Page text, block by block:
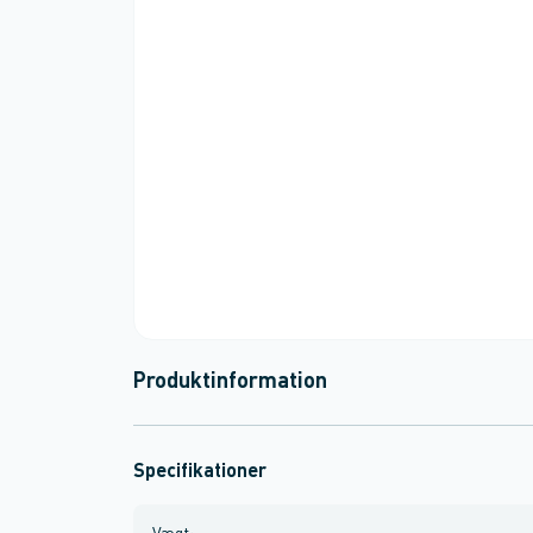
Produktinformation
Specifikationer